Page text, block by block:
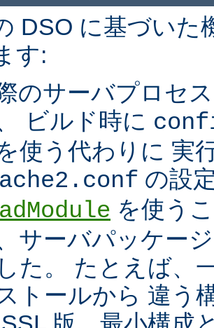
DSO に基づい
す:
のサーバプロセ
ビルド時に
使う代わりに 実
の設
を使う
サーバパッケー
た。 たとえば、
トールから 違う